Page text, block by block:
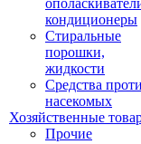
кондиционеры
Стиральные
порошки,
жидкости
Средства
насекомых
Хозяйственные
Прочие